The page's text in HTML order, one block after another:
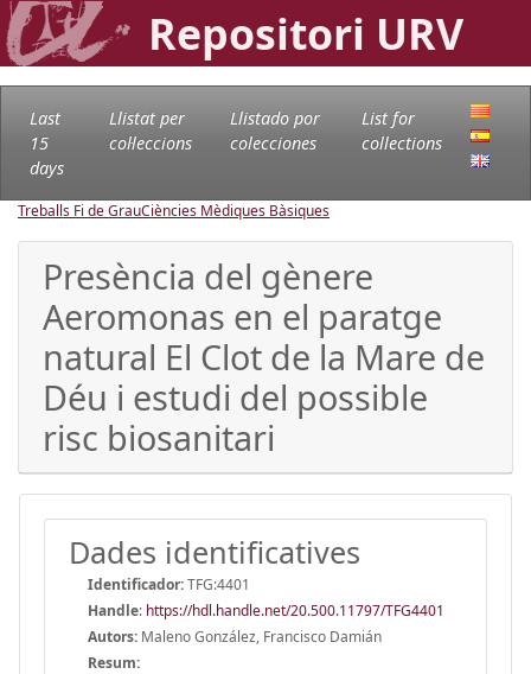
Repositori URV
Last
15
days
Llistat per
col·leccions
Llistado por
colecciones
List for
collections
Treballs Fi de GrauCiències Mèdiques Bàsiques
Presència del gènere
Aeromonas en el paratge
natural El Clot de la Mare de
Déu i estudi del possible
risc biosanitari
Dades identificatives
Identificador:TFG:4401
Handle: https://hdl.handle.net/20.500.11797/TFG4401
Autors: Maleno González, Francisco Damián
Resum: